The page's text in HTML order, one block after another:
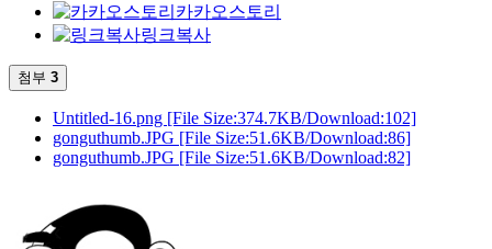
카카오스토리
링크복사
첨부 3
Untitled-16.png [File Size:374.7KB/Download:102]
gonguthumb.JPG [File Size:51.6KB/Download:86]
gonguthumb.JPG [File Size:51.6KB/Download:82]